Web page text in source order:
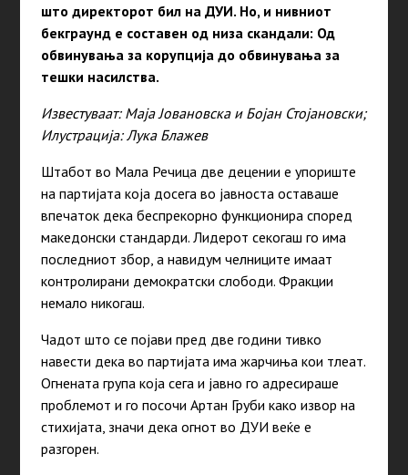
што директорот бил на ДУИ. Но, и нивниот
бекграунд е составен од низа скандали: Од
обвинувања за корупција до обвинувања за
тешки насилства.
Известуваат: Маја Јовановска и Бојан Стојановски;
Илустрација: Лука Блажев
Штабот во Мала Речица две децении е упориште
на партијата која досега во јавноста оставаше
впечаток дека беспрекорно функционира според
македонски стандарди. Лидерот секогаш го има
последниот збор, а навидум челниците имаат
контролирани демократски слободи. Фракции
немало никогаш.
Чадот што се појави пред две години тивко
навести дека во партијата има жарчиња кои тлеат.
Огнената група која сега и јавно го адресираше
проблемот и го посочи Артан Груби како извор на
стихијата, значи дека огнот во ДУИ веќе е
разгорен.